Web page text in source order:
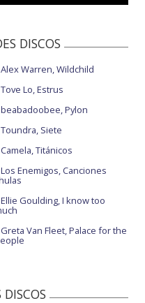
DISCOS
Alex Warren, Wildchild
Tove Lo, Estrus
beabadoobee, Pylon
Toundra, Siete
Camela, Titánicos
Los Enemigos, Canciones
Ellie Goulding, I know too
Greta Van Fleet, Palace for the